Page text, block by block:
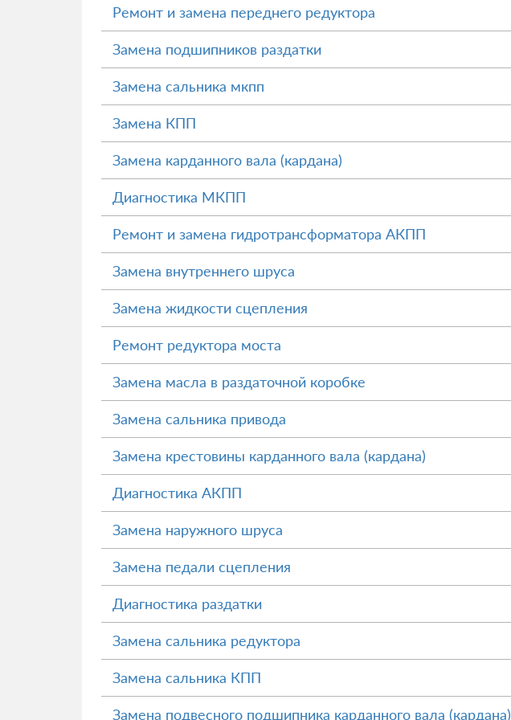
Ремонт и замена переднего редуктора
Замена подшипников раздатки
Замена сальника мкпп
Замена КПП
Замена карданного вала (кардана)
Диагностика МКПП
Ремонт и замена гидротрансформатора АКПП
Замена внутреннего шруса
Замена жидкости сцепления
Ремонт редуктора моста
Замена масла в раздаточной коробке
Замена сальника привода
Замена крестовины карданного вала (кардана)
Диагностика АКПП
Замена наружного шруса
Замена педали сцепления
Диагностика раздатки
Замена сальника редуктора
Замена сальника КПП
Замена подвесного подшипника карданного вала (кардана)